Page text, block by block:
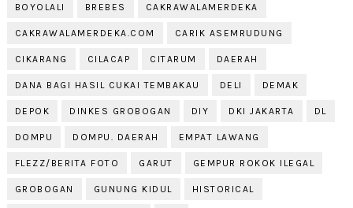
BOYOLALI BREBES CAKRAWALAMERDEKA
CAKRAWALAMERDEKA.COM CARIK ASEMRUDUNG
CIKARANG CILACAP CITARUM DAERAH
DANA BAGI HASIL CUKAI TEMBAKAU DELI DEMAK
DEPOK DINKES GROBOGAN DIY DKI JAKARTA DL
DOMPU DOMPU. DAERAH EMPAT LAWANG
FLEZZ/BERITA FOTO GARUT GEMPUR ROKOK ILEGAL
GROBOGAN GUNUNG KIDUL HISTORICAL